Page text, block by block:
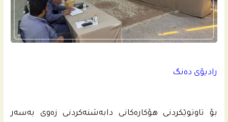
رادیۆی ده‌نگ
بۆ تاوتوێكردنى هۆكاره‌كانى دابه‌شنه‌كردنى زه‌وی به‌سه‌ر